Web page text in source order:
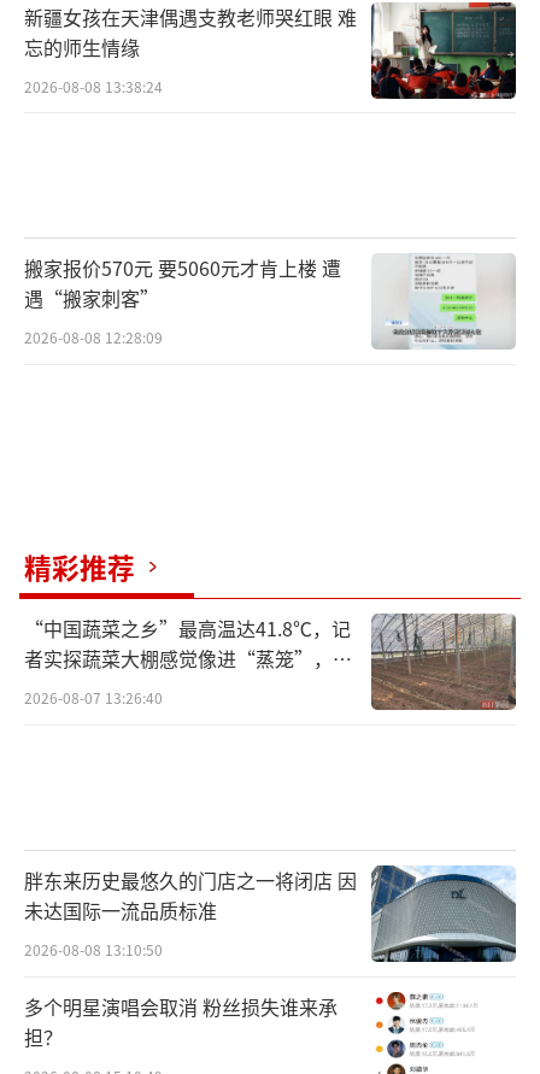
新疆女孩在天津偶遇支教老师哭红眼 难
忘的师生情缘
2026-08-08 13:38:24
搬家报价570元 要5060元才肯上楼 遭
遇“搬家刺客”
2026-08-08 12:28:09
精彩推荐
“中国蔬菜之乡”最高温达41.8℃，记
者实探蔬菜大棚感觉像进“蒸笼”，有
村民称只能凌晨两点起来干活
2026-08-07 13:26:40
胖东来历史最悠久的门店之一将闭店 因
未达国际一流品质标准
2026-08-08 13:10:50
多个明星演唱会取消 粉丝损失谁来承
担？